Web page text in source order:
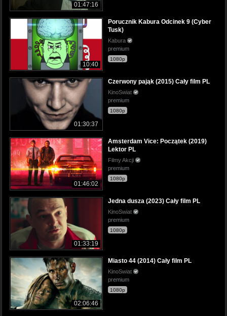
01:47:16
10:40
Porucznik Kabura Odcinek 9 (Cyber
Tusk)
Kabura
premium
1080p
01:30:37
Czerwony pająk (2015) Cały film PL
KinoSwiat
premium
1080p
01:46:02
Amsterdam Vice: Początek (2019)
Lektor PL
Filmy Akcji
premium
1080p
01:33:19
Jedna dusza (2023) Cały film PL
KinoSwiat
premium
1080p
02:06:46
Miasto 44 (2014) Cały film PL
KinoSwiat
premium
1080p